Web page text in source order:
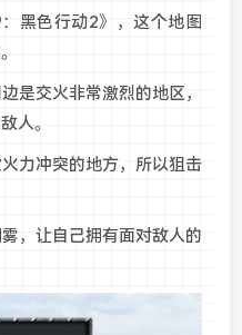
黑色行动2》，这个地图
是交火非常激烈的地区，
人。
力冲突的地方，所以狙击
，让自己拥有面对敌人的